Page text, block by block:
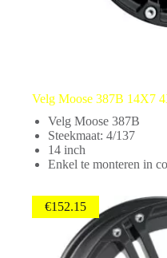
Velg Moose 387B 14X7
Velg Moose 387B
Steekmaat: 4/137
14 inch
Enkel te monteren in
€152.15